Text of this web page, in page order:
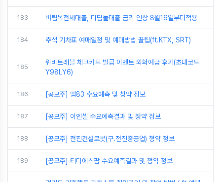
183 버팀목전세대출, 디딤돌대출 금리 인상 8월16일부터적용
184 추석 기차표 예매일정 및 예매방법 꿀팁(ft.KTX, SRT)
185
위비트래블 체크카드 발급 이벤트 외화예금 후기(초대코드
Y98LY6)
186 [공모주] 엠83 수요예측 및 청약 정보
187 [공모주] 이엔셀 수요예측결과 및 청약 정보
188 [공모주] 전진건설로봇(구.전진중공업) 청약 정보
189 [공모주] 티디에스팜 수요예측결과 및 청약 정보